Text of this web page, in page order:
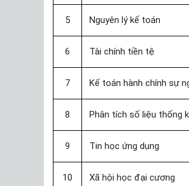
5 Nguyên lý kế toán
6 Tài chính tiền tệ
7 Kế toán hành chính sự
8 Phân tích số liệu thống
9 Tin học ứng dụng
10 Xã hội học đại cương